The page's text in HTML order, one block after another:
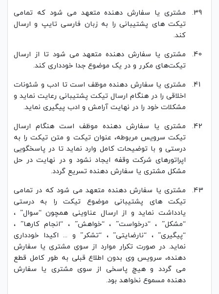
مشتری یا سفارش دهنده متعهد می شود که تمامی
تیکت های پشتیبانی را به زبان فارسی تایپ و ارسال
کند.
مشتری یا سفارش دهنده متعهد می شود تا از ارسال
تیکت‌های مکرر و در یک موضوع جدا خودداری کند.
مشتری یا سفارش دهنده موظف است تا ادب و شئونات
اخلاقی را در هنگام ارسال تیکت پشتیبانی رعایت نماید و
مشکلات خود را در نهایت آرامش و ادب پیگیری نماید.
مشتری یا سفارش دهنده موظف است هنگام ارسال
تیکت سرویس مربوطه، عنوان تیکت و متن تیکت را به
درستی و با توضیحات کامل وارد نماید تا در پاسخگویی
اپراتورهای شرکت وقفه ایجاد نشود و در نهایت در حل
مشکل مشتری یا سفارش دهنده تسریع گردد.
مشتری یا سفارش دهنده متعهد می شود که در تمامی
تیکت های پشتیبانی موضوع تیکت را به درستی
یادداشت نماید و از ارسال عناوینی همچون “سوال” ،
“مشکل” ، “درخواست” ، “خواهش” ، “انجام کارها” ،
“پیگیری” ، “نارضایتی” ، “تشکر” و ... اکیدا خودداری
نماید. در صورت تکرار موارد از سوی مشتری یا سفارش
دهنده، سرویس وی بدون اطلاع قبلی به طور کامل قطع
می گردد و هیچ پاسخی از سوی مشتری یا سفارش
دهنده مسموع نخواهد بود.